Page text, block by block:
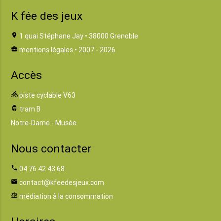
K fée des jeux
location_on 1 quai Stéphane Jay • 38000 Grenoble
business_center mentions légales • 2007 - 2026
Accès
directions_bike piste cyclable V63
tram tram B
Notre-Dame - Musée
Nous contacter
phone 04 76 42 43 68
email contact@kfeedesjeux.com
balance médiation à la consommation